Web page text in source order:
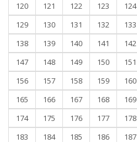
120
121 122 123 124
129
130 131 132 133
138
139 140 141 142
147
148 149 150 151
156
157 158 159 160
165
166 167 168 169
174
175 176 177 178
183
184 185 186 187